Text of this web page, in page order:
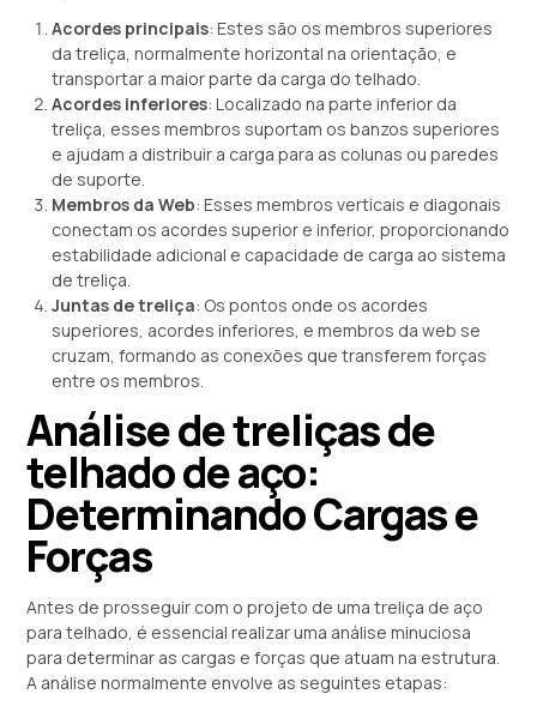
Acordes principais: Estes são os membros superiores
da treliça, normalmente horizontal na orientação, e
transportar a maior parte da carga do telhado.
Acordes inferiores: Localizado na parte inferior da
treliça, esses membros suportam os banzos superiores
e ajudam a distribuir a carga para as colunas ou paredes
de suporte.
Membros da Web: Esses membros verticais e diagonais
conectam os acordes superior e inferior, proporcionando
estabilidade adicional e capacidade de carga ao sistema
de treliça.
Juntas de treliça: Os pontos onde os acordes
superiores, acordes inferiores, e membros da web se
cruzam, formando as conexões que transferem forças
entre os membros.
Análise de treliças de
telhado de aço:
Determinando Cargas e
Forças
Antes de prosseguir com o projeto de uma treliça de aço
para telhado, é essencial realizar uma análise minuciosa
para determinar as cargas e forças que atuam na estrutura.
A análise normalmente envolve as seguintes etapas: